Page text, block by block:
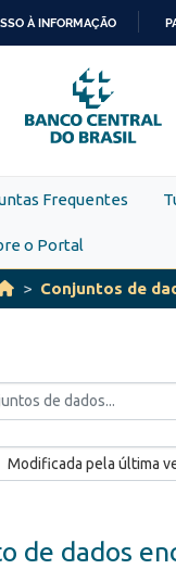
PARA
O
CONTEÚDO
À INFORMAÇÃO
Frequentes
o Portal
Conjuntos de
de dados